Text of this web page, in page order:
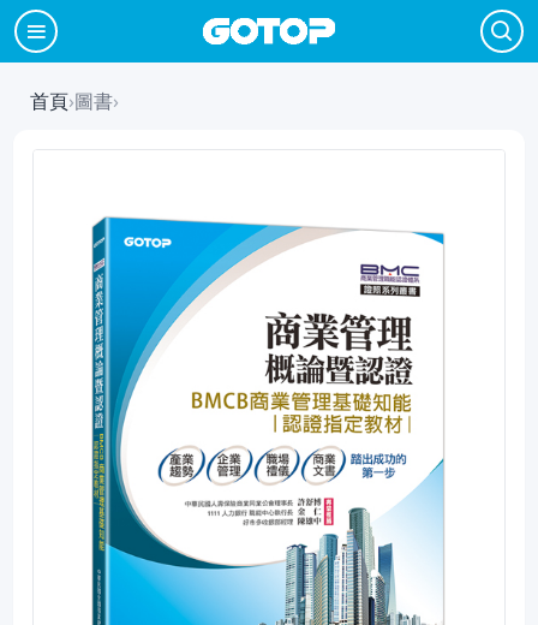
首頁›圖書›